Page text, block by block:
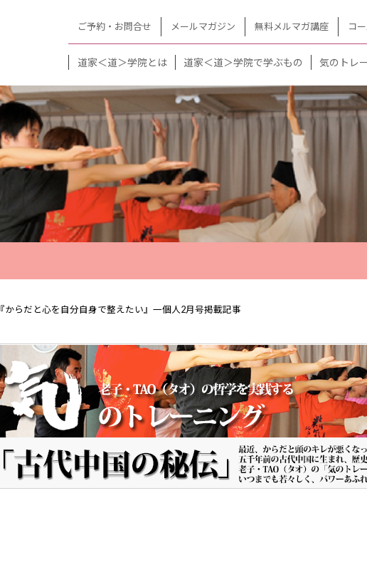
ご予約・お問合せ メールマガジン 無料メルマガ講座 コ
道家＜道＞学院とは 道家＜道＞学院で学ぶもの 気のトレ
『からだと心を自分自身で整えたい』一個人2月号掲載記事